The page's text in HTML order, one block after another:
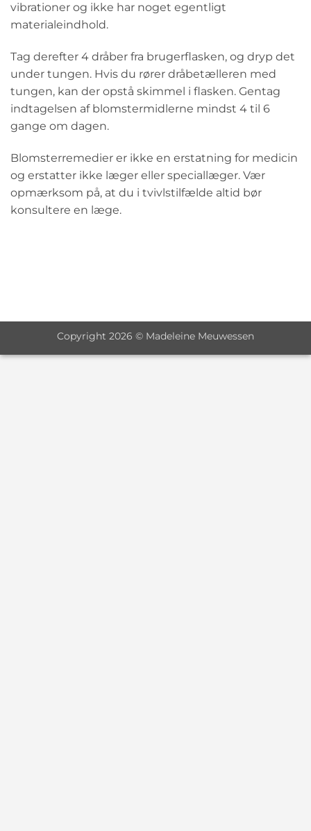
vibrationer og ikke har noget egentligt
materialeindhold.
Tag derefter 4 dråber fra brugerflasken, og dryp det
under tungen. Hvis du rører dråbetælleren med
tungen, kan der opstå skimmel i flasken. Gentag
indtagelsen af blomstermidlerne mindst 4 til 6
gange om dagen.
Blomsterremedier er ikke en erstatning for medicin
og erstatter ikke læger eller speciallæger. Vær
opmærksom på, at du i tvivlstilfælde altid bør
konsultere en læge.
Copyright 2026 © Madeleine Meuwessen